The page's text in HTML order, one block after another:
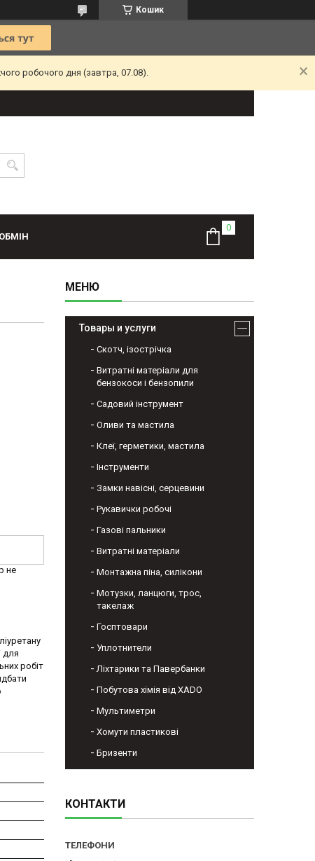
Кошик
робочого дня (завтра, 07.08).
не
для
робіт
Товары и услуги
Скотч, ізострічка
Витратні матеріали для
бензокоси і бензопили
Садовий інструмент
Оливи та мастила
Клеї, герметики, мастила
Інструменти
Замки навісні, серцевини
Рукавички робочі
Газові пальники
Витратні матеріали
Монтажна піна, силікони
Мотузки, ланцюги, трос,
такелаж
Госптовари
Уплотнители
Ліхтарики та Павербанки
Побутова хімія від XADO
Мультиметри
Хомути пластикові
Бризенти
КОНТАКТИ